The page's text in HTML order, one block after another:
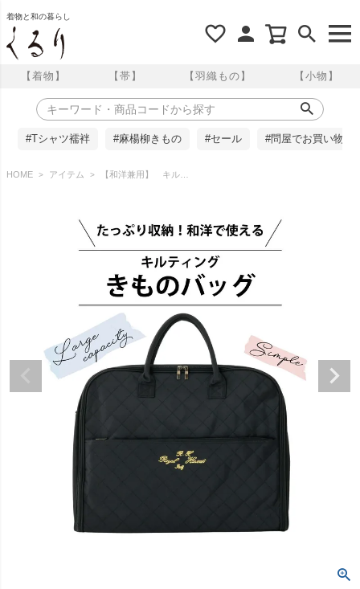
着物と和の暮らし
【着物】 【帯】 【羽織もの】 【小物】
#Tシャツ襦袢 #麻楊柳きもの #セール #問屋でお買い物
HOME アイテム 【和洋兼用】 キルティング きものバッグ